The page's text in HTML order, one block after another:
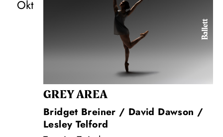
Okt
Ballett
GREY AREA
Bridget Breiner / David Dawson /
Lesley Telford